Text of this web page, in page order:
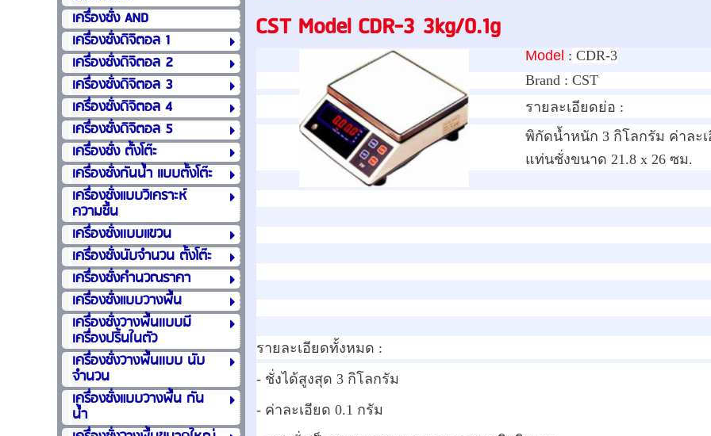
เครื่องชั่ง AND
เครื่องชั่งดิจิตอล 1
เครื่องชั่งดิจิตอล 2
เครื่องชั่งดิจิตอล 3
เครื่องชั่งดิจิตอล 4
เครื่องชั่งดิจิตอล 5
เครื่องชั่ง ตั้งโต๊ะ
เครื่องชั่งกันน้ำ แบบตั้งโต๊ะ
เครื่องชั่งแบบวิเคราะห์
ความชื้น
เครื่องชั่งเเบบแขวน
เครื่องชั่งนับจำนวน ตั้งโต๊ะ
เครื่องชั่งคำนวณราคา
เครื่องชั่งแบบวางพื้น
เครื่องชั่งวางพื้นเเบบมี
เครื่องปริ้นในตัว
เครื่องชั่งวางพื้นเเบบ นับ
จำนวน
เครื่องชั่งแบบวางพื้น กัน
น้ำ
CST Model CDR-3 3kg/0.1g
Model : CDR-3
Brand : CST
รายละเอียดย่อ :
พิกัดน้ำหนัก 3 กิโลกรัม ค่าละ
แท่นชั่งขนาด 21.8 x 26 ซม.
รายละเอียดทั้งหมด :
- ชั่งได้สูงสุด 3 กิโลกรัม
- ค่าละเอียด 0.1 กรัม